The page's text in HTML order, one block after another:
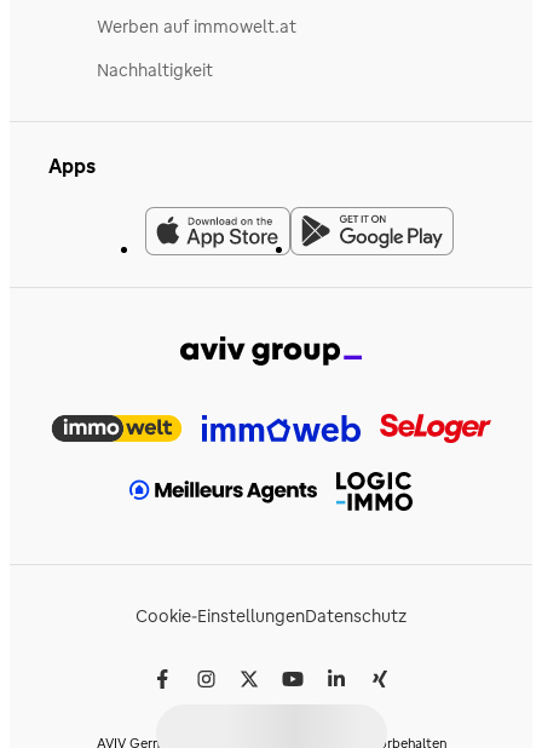
Werben auf immowelt.at
Nachhaltigkeit
Apps
Cookie-EinstellungenDatenschutz
AVIV Germany GmbH © 2026 - Alle Rechte vorbehalten